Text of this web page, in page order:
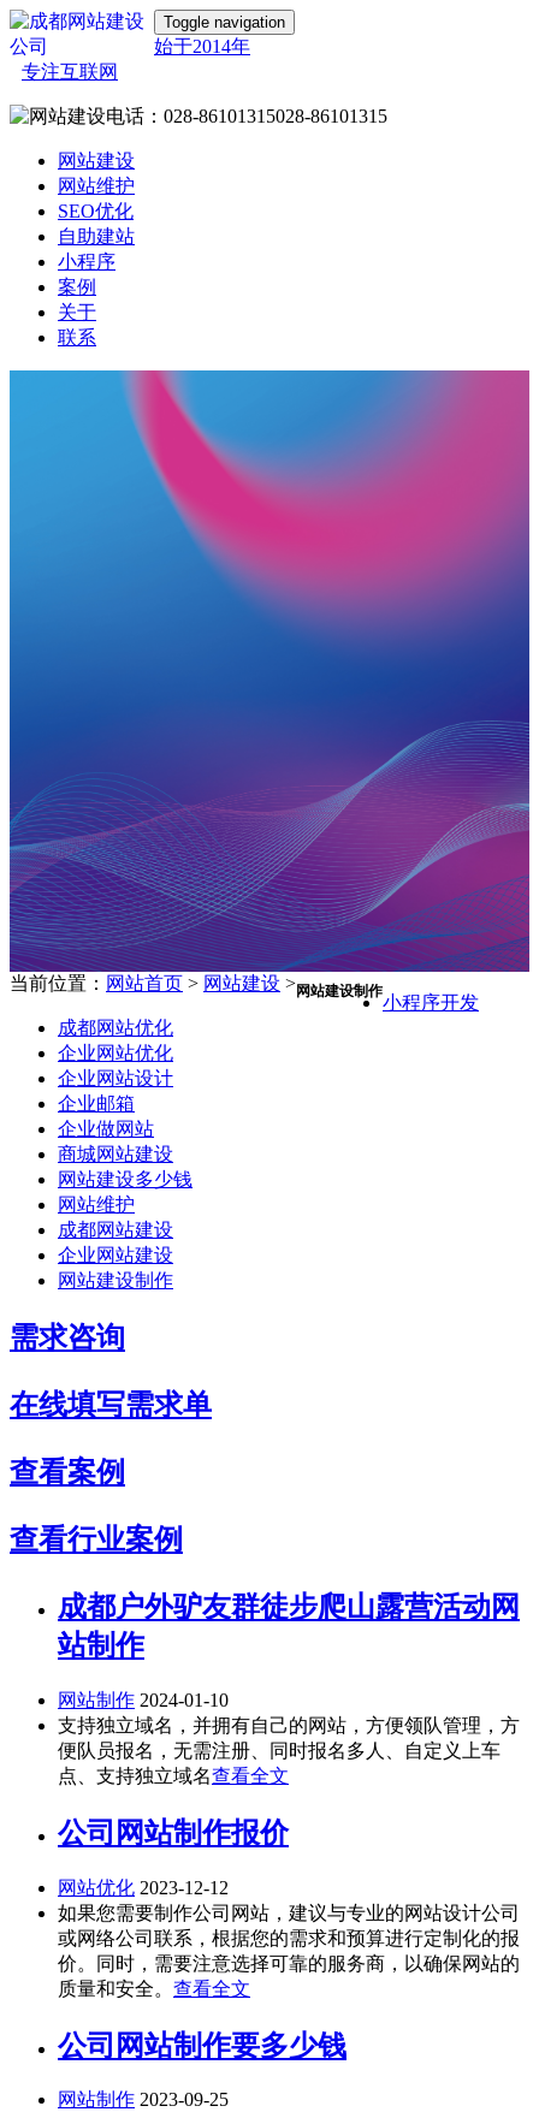
Toggle navigation
始于2014年
专注互联网
028-86101315
网站建设
网站维护
SEO优化
自助建站
小程序
案例
关于
联系
让互联网为企业赋能
将理念与创想同您一起分享
当前位置： 网站首页 > 网站建设 >网站建设制作
小程序开发
成都网站优化
企业网站优化
企业网站设计
企业邮箱
企业做网站
商城网站建设
网站建设多少钱
网站维护
成都网站建设
企业网站建设
网站建设制作
需求咨询
在线填写需求单
查看案例
查看行业案例
成都户外驴友群徒步爬山露营活动网
站制作
网站制作 2024-01-10
支持独立域名，并拥有自己的网站，方便领队管理，方
便队员报名，无需注册、同时报名多人、自定义上车
点、支持独立域名查看全文
公司网站制作报价
网站优化 2023-12-12
如果您需要制作公司网站，建议与专业的网站设计公司
或网络公司联系，根据您的需求和预算进行定制化的报
价。同时，需要注意选择可靠的服务商，以确保网站的
质量和安全。 查看全文
公司网站制作要多少钱
网站制作 2023-09-25